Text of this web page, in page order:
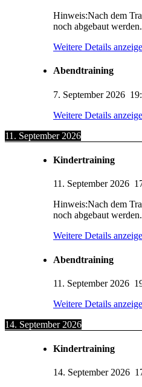
Hinweis:Nach dem
noch abgebaut werden.
Weitere Details
Abendtraining
7. September 2026
Weitere Details
11. September 2026
Kindertraining
11. September 2026
Hinweis:Nach dem
noch abgebaut werden.
Weitere Details
Abendtraining
11. September 2026
Weitere Details
14. September 2026
Kindertraining
14. September 2026